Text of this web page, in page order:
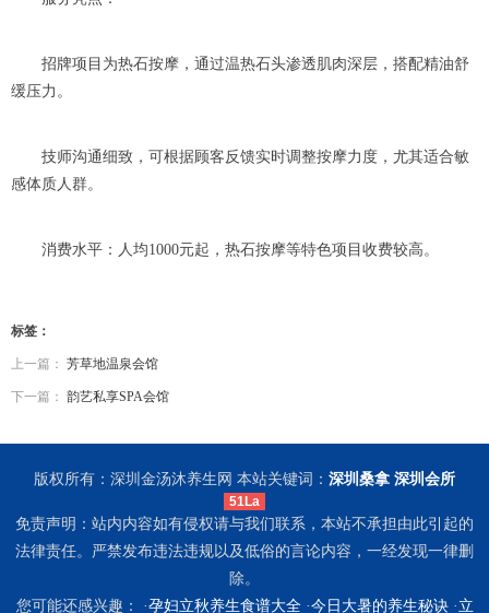
招牌项目为热石按摩，通过温热石头渗透肌肉深层，搭配精油舒
缓压力。
技师沟通细致，可根据顾客反馈实时调整按摩力度，尤其适合敏
感体质人群。
消费水平：人均1000元起，热石按摩等特色项目收费较高。
标签：
上一篇： 芳草地温泉会馆
下一篇： 韵艺私享SPA会馆
版权所有：深圳金汤沐养生网 本站关键词： 深圳桑拿 深圳会所
51La
免责声明：站内内容如有侵权请与我们联系，本站不承担由此引起的
法律责任。严禁发布违法违规以及低俗的言论内容，一经发现一律删
除。
您可能还感兴趣： ·孕妇立秋养生食谱大全·今日大暑的养生秘诀· 立